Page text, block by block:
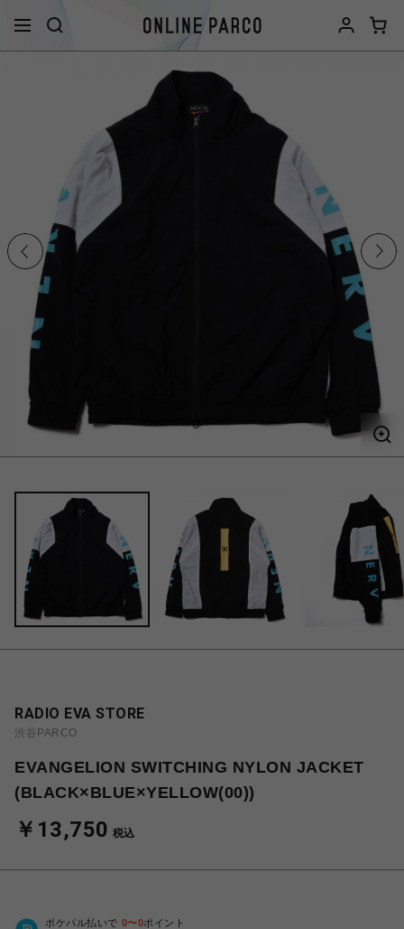
RADIO EVA STORE
渋谷PARCO
EVANGELION SWITCHING NYLON JACKET
(BLACK×BLUE×YELLOW(00))
￥13,750 税込
ポケパル払いで 0〜0ポイント